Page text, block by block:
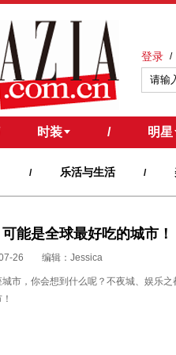
登录 /
时装 / 明星
/ 乐活与生活 /
能是全球最好吃的城市！
26 编辑：Jessica
城市，你会想到什么呢？不夜城、娱乐